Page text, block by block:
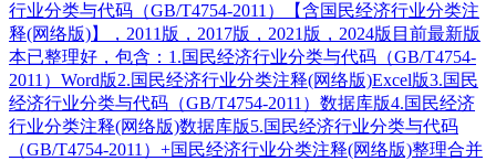
行业分类与代码（GB/T4754-2011）【含国民经济行业分类注
释(网络版)】，2011版，2017版，2021版，2024版目前最新版
本已整理好，包含：1.国民经济行业分类与代码（GB/T4754-
2011）Word版2.国民经济行业分类注释(网络版)Excel版3.国民
经济行业分类与代码（GB/T4754-2011）数据库版4.国民经济
行业分类注释(网络版)数据库版5.国民经济行业分类与代码
（GB/T4754-2011）+国民经济行业分类注释(网络版)整理合并